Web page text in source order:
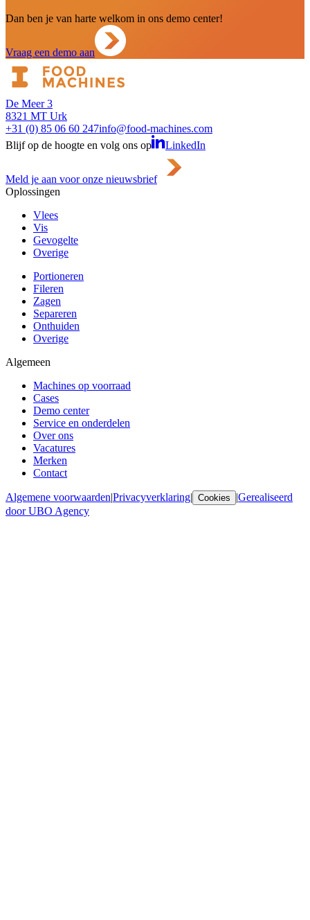
Dan ben je van harte welkom in ons demo center!
Vraag een demo aan
De Meer 3
8321 MT Urk
+31 (0) 85 06 60 247info@food-machines.com
Blijf op de hoogte en volg ons op
LinkedIn
Meld je aan voor onze nieuwsbrief
Oplossingen
Vlees
Vis
Gevogelte
Overige
Portioneren
Fileren
Zagen
Separeren
Onthuiden
Overige
Algemeen
Machines op voorraad
Cases
Demo center
Service en onderdelen
Over ons
Vacatures
Merken
Contact
Algemene voorwaarden|Privacyverklaring| Cookies |Gerealiseerd
door UBO Agency